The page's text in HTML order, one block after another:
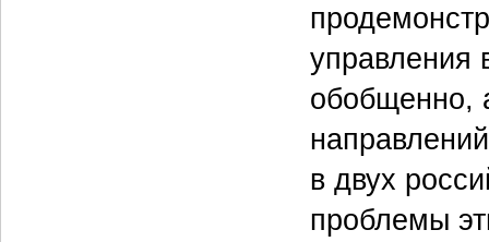
управления
обобщенно,
в двух
проблемы